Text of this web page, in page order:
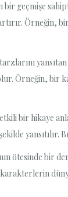
geçmişe
Örneğin,
Örneğin,
bir hikaye
yansıtılır.
ötesinde bir